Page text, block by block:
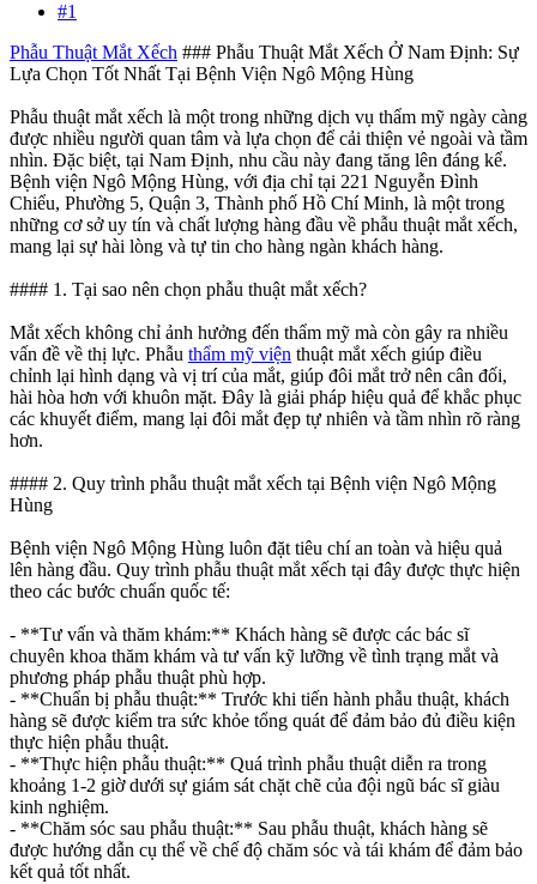
#1
Phẫu Thuật Mắt Xếch ### Phẫu Thuật Mắt Xếch Ở Nam Định: Sự
Lựa Chọn Tốt Nhất Tại Bệnh Viện Ngô Mộng Hùng
Phẫu thuật mắt xếch là một trong những dịch vụ thẩm mỹ ngày càng
được nhiều người quan tâm và lựa chọn để cải thiện vẻ ngoài và tầm
nhìn. Đặc biệt, tại Nam Định, nhu cầu này đang tăng lên đáng kể.
Bệnh viện Ngô Mộng Hùng, với địa chỉ tại 221 Nguyễn Đình
Chiểu, Phường 5, Quận 3, Thành phố Hồ Chí Minh, là một trong
những cơ sở uy tín và chất lượng hàng đầu về phẫu thuật mắt xếch,
mang lại sự hài lòng và tự tin cho hàng ngàn khách hàng.
#### 1. Tại sao nên chọn phẫu thuật mắt xếch?
Mắt xếch không chỉ ảnh hưởng đến thẩm mỹ mà còn gây ra nhiều
vấn đề về thị lực. Phẫu thẩm mỹ viện thuật mắt xếch giúp điều
chỉnh lại hình dạng và vị trí của mắt, giúp đôi mắt trở nên cân đối,
hài hòa hơn với khuôn mặt. Đây là giải pháp hiệu quả để khắc phục
các khuyết điểm, mang lại đôi mắt đẹp tự nhiên và tầm nhìn rõ ràng
hơn.
#### 2. Quy trình phẫu thuật mắt xếch tại Bệnh viện Ngô Mộng
Hùng
Bệnh viện Ngô Mộng Hùng luôn đặt tiêu chí an toàn và hiệu quả
lên hàng đầu. Quy trình phẫu thuật mắt xếch tại đây được thực hiện
theo các bước chuẩn quốc tế:
- **Tư vấn và thăm khám:** Khách hàng sẽ được các bác sĩ
chuyên khoa thăm khám và tư vấn kỹ lưỡng về tình trạng mắt và
phương pháp phẫu thuật phù hợp.
- **Chuẩn bị phẫu thuật:** Trước khi tiến hành phẫu thuật, khách
hàng sẽ được kiểm tra sức khỏe tổng quát để đảm bảo đủ điều kiện
thực hiện phẫu thuật.
- **Thực hiện phẫu thuật:** Quá trình phẫu thuật diễn ra trong
khoảng 1-2 giờ dưới sự giám sát chặt chẽ của đội ngũ bác sĩ giàu
kinh nghiệm.
- **Chăm sóc sau phẫu thuật:** Sau phẫu thuật, khách hàng sẽ
được hướng dẫn cụ thể về chế độ chăm sóc và tái khám để đảm bảo
kết quả tốt nhất.